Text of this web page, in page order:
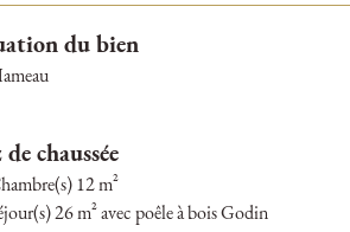
du bien
de chaussée
12 m²
26 m² avec poêle à bois Godin